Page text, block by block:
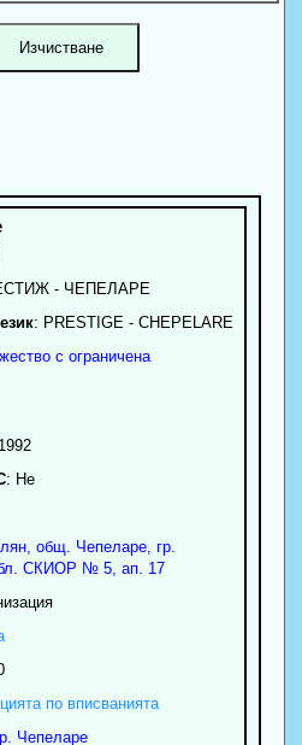
- ЧЕПЕЛАРЕ
: PRESTIGE - CHEPELARE
с ограничена
: Нe
, общ. Чепеларе, гр.
СКИОР № 5, ап. 17
по вписванията
Чепеларе